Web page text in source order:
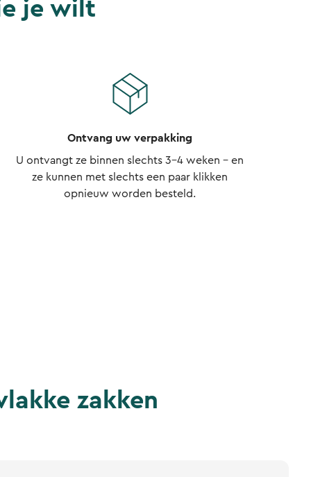
je wilt
Ontvang uw verpakking
U ontvangt ze binnen slechts 3-4 weken - en
ze kunnen met slechts een paar klikken
opnieuw worden besteld.
zakken